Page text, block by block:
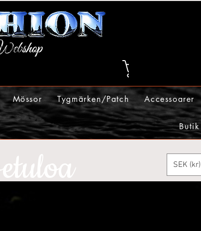
Mössor Tygmärken/Patch Accessoarer
Butik
SEK (kr)